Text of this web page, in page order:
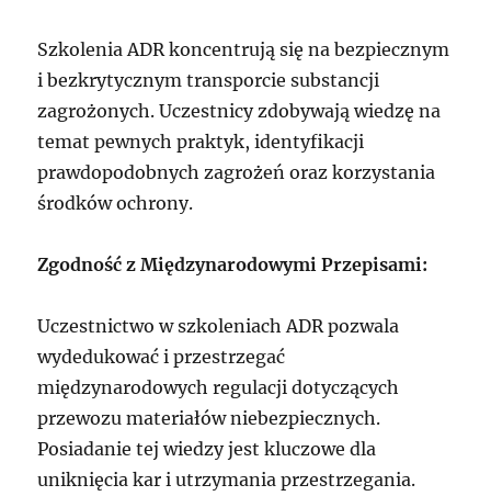
Szkolenia ADR koncentrują się na bezpiecznym
i bezkrytycznym transporcie substancji
zagrożonych. Uczestnicy zdobywają wiedzę na
temat pewnych praktyk, identyfikacji
prawdopodobnych zagrożeń oraz korzystania
środków ochrony.
Zgodność z Międzynarodowymi Przepisami:
Uczestnictwo w szkoleniach ADR pozwala
wydedukować i przestrzegać
międzynarodowych regulacji dotyczących
przewozu materiałów niebezpiecznych.
Posiadanie tej wiedzy jest kluczowe dla
uniknięcia kar i utrzymania przestrzegania.